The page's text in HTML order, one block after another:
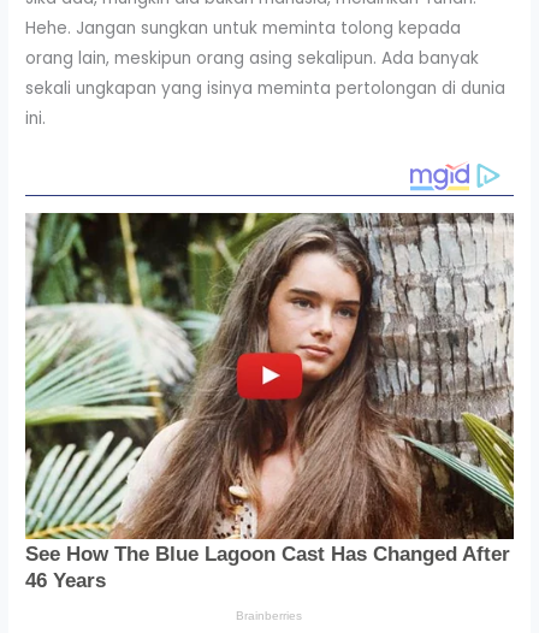
Hehe. Jangan sungkan untuk meminta tolong kepada
orang lain, meskipun orang asing sekalipun. Ada banyak
sekali ungkapan yang isinya meminta pertolongan di dunia
ini.